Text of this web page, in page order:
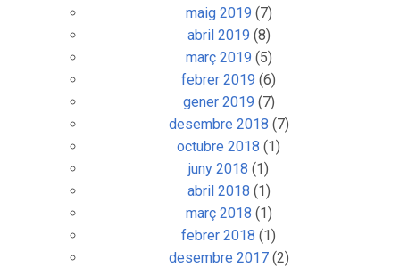
maig 2019 (7)
abril 2019 (8)
març 2019 (5)
febrer 2019 (6)
gener 2019 (7)
desembre 2018 (7)
octubre 2018 (1)
juny 2018 (1)
abril 2018 (1)
març 2018 (1)
febrer 2018 (1)
desembre 2017(2)